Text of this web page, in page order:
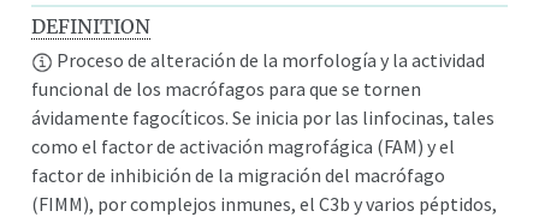
DEFINITION
Proceso de alteración de la morfología y la actividad
funcional de los macrófagos para que se tornen
ávidamente fagocíticos. Se inicia por las linfocinas, tales
como el factor de activación magrofágica (FAM) y el
factor de inhibición de la migración del macrófago
(FIMM), por complejos inmunes, el C3b y varios péptidos,